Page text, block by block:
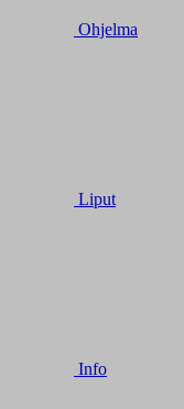
Ohjelma
Liput
Info